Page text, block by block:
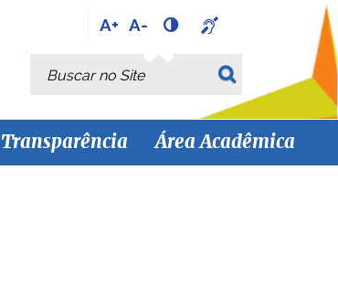
A+ A-
Busca
Busca Avançada…
Transparência Área Acadêmica